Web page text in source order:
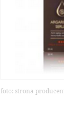
foto: strona